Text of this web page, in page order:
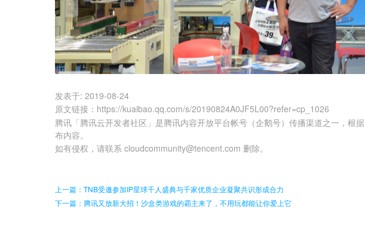
发表于: 2019-08-24
原文链接 ： https://kuaibao.qq.com/s/20190824A0JF5L00?refer=cp_1026
腾讯「腾讯云开发者社区」是腾讯内容开放平台帐号（企鹅号）传播渠道之一，根据
布内容。
如有侵权，请联系 cloudcommunity@tencent.com 删除。
上一篇：TNB受邀参加IP星球千人盛典与千家优质企业凝聚共识形成合力
下一篇：腾讯又放新大招！沙盒类游戏的霸主来了，不用玩都能让你爱上它